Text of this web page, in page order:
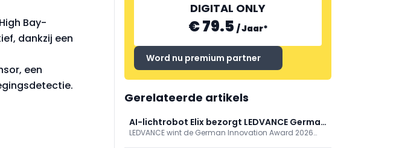
Bay-
dankzij een
een
DIGITAL ONLY
€ 79.5 /Jaar*
Word nu premium partner
Gerelateerde artikels
AI-lichtrobot Elix bezorgt LEDVANCE German
Innovation Award 2026
LEDVANCE wint de German Innovation Award 2026